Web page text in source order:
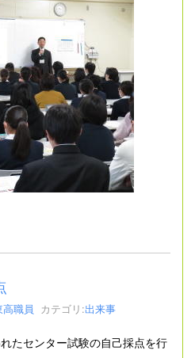
高職員 カテゴリ:出来事
たセンター試験の自己採点を行